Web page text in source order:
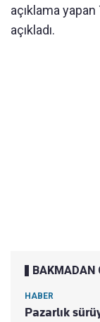
açıklama
açıkladı.
BAKMADAN
HABER
Pazarlık